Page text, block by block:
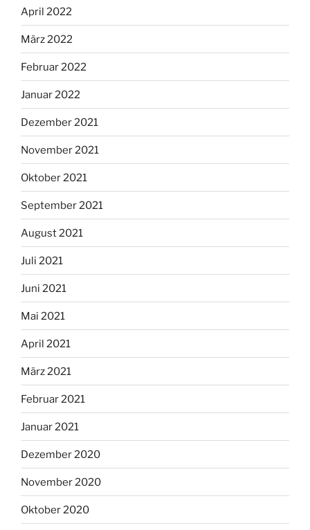
April 2022
März 2022
Februar 2022
Januar 2022
Dezember 2021
November 2021
Oktober 2021
September 2021
August 2021
Juli 2021
Juni 2021
Mai 2021
April 2021
März 2021
Februar 2021
Januar 2021
Dezember 2020
November 2020
Oktober 2020